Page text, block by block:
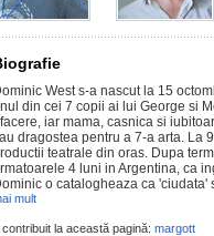
West s-a nascut la 15
din cei 7 copii ai lui George si
iar mama, casnica si
dragostea pentru a 7-a arta. La
teatrale din oras. Dupa
4 luni in Argentina, ca
o catalogheaza ca
mult
contribuit la această pagină: margott